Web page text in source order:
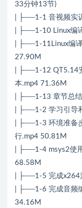
33分钟13节)
| ├──1-1 音视频实
| ├──1-10 Linux编
| ├──1-11Linux编
27.90M
| ├──1-12 QT5.14
本.mp4 71.36M
| ├──1-13 章节总
| ├──1-2 学习引导
| ├──1-3 环境准备
行.mp4 50.81M
| ├──1-4 msys2使
68.58M
| ├──1-5 完成x264
| ├──1-6 完成音频
34.16M